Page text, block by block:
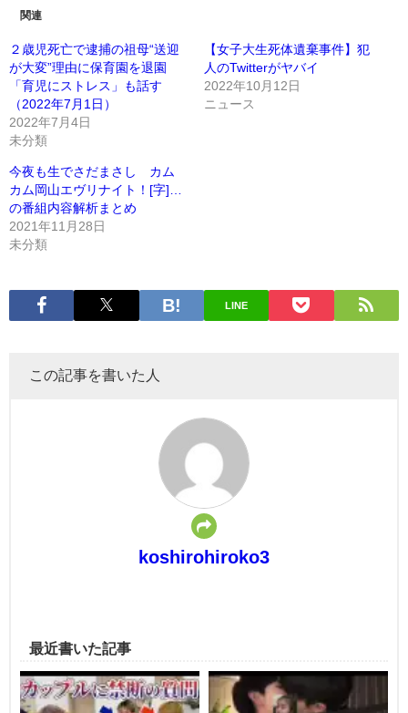
関連
２歳児死亡で逮捕の祖母“送迎
が大変”理由に保育園を退園
「育児にストレス」も話す
（2022年7月1日）
2022年7月4日
未分類
【女子大生死体遺棄事件】犯
人のTwitterがヤバイ
2022年10月12日
ニュース
今夜も生でさだまさし カム
カム岡山エヴリナイト！[字]…
の番組内容解析まとめ
2021年11月28日
未分類
LINE
この記事を書いた人
koshirohiroko3
最近書いた記事